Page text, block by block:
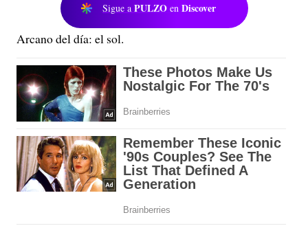
Sigue a PULZO en Discover
Arcano del día: el sol.